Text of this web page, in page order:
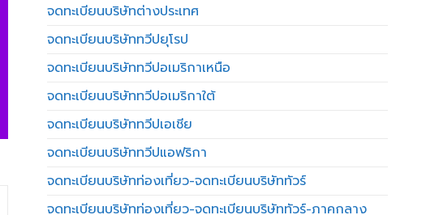
จดทะเบียนบริษัทต่างประเทศ
จดทะเบียนบริษัททวีปยุโรป
จดทะเบียนบริษัททวีปอเมริกาเหนือ
จดทะเบียนบริษัททวีปอเมริกาใต้
จดทะเบียนบริษัททวีปเอเชีย
จดทะเบียนบริษัททวีปแอฟริกา
จดทะเบียนบริษัทท่องเที่ยว-จดทะเบียนบริษัททัวร์
จดทะเบียนบริษัทท่องเที่ยว-จดทะเบียนบริษัททัวร์-ภาคกลาง